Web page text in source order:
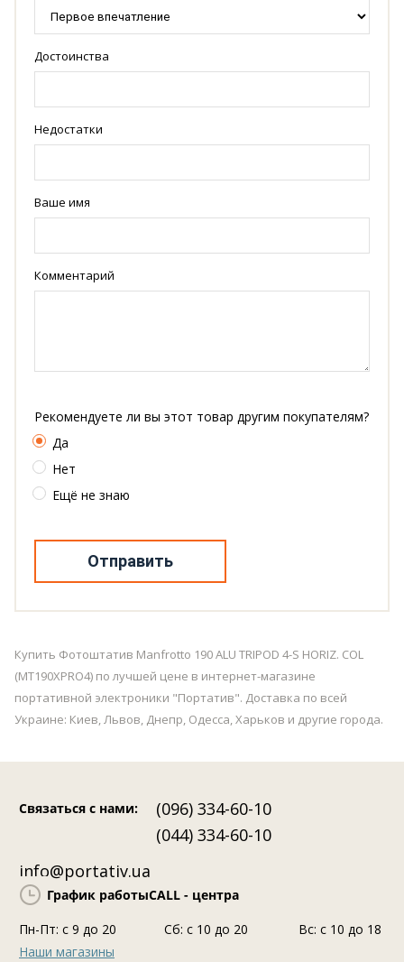
Достоинства
Недостатки
Ваше имя
Комментарий
Рекомендуете ли вы этот товар другим покупателям?
Да
Нет
Ещё не знаю
Отправить
Купить Фотоштатив Manfrotto 190 ALU TRIPOD 4-S HORIZ. COL
(MT190XPRO4) по лучшей цене в интернет-магазине
портативной электроники "Портатив". Доставка по всей
Украине: Киев, Львов, Днепр, Одесса, Харьков и другие города.
Связаться с нами:
(096) 334-60-10
(044) 334-60-10
info@portativ.ua
График работыCALL - центра
Пн-Пт: c 9 до 20
Сб: с 10 до 20
Вс: с 10 до 18
Наши магазины